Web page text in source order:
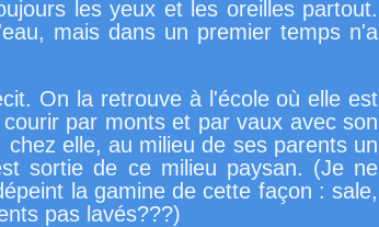
les yeux et les oreilles partout.
mais dans un premier temps n'a
On la retrouve à l'école où elle est
par monts et par vaux avec son
elle, au milieu de ses parents un
sortie de ce milieu paysan. (Je ne
la gamine de cette façon : sale,
pas lavés???)